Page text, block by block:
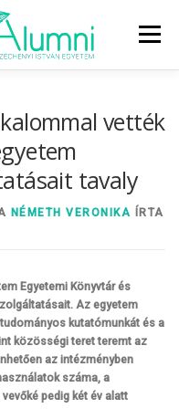
Menü
TÚL
vették
tavaly
NÉMETH VERONIKA ÍRTA
Egyetemi Könyvtár és
Az egyetem
kutatómunkát és a
közösségi teret teremt az
az intézményben
száma, a
pedig két év alatt